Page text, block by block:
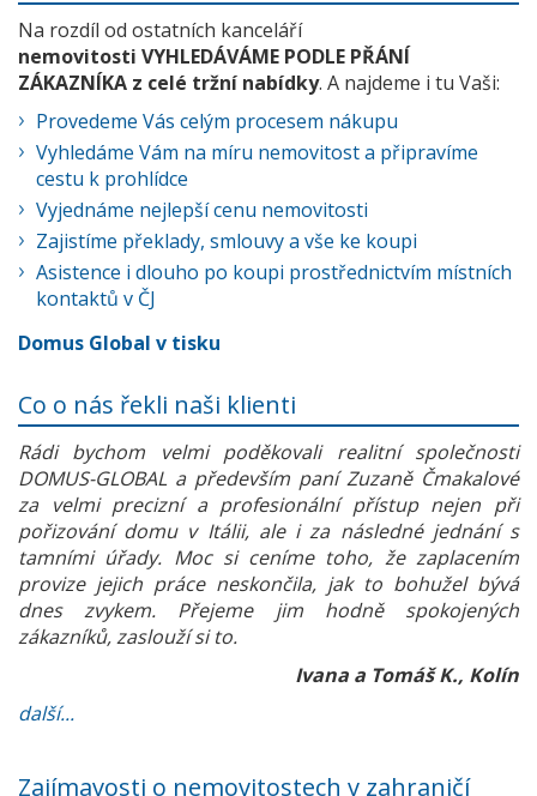
Na rozdíl od ostatních kanceláří
nemovitosti VYHLEDÁVÁME PODLE PŘÁNÍ
ZÁKAZNÍKA z celé tržní nabídky. A najdeme i tu Vaši:
Provedeme Vás celým procesem nákupu
Vyhledáme Vám na míru nemovitost a připravíme
cestu k prohlídce
Vyjednáme nejlepší cenu nemovitosti
Zajistíme překlady, smlouvy a vše ke koupi
Asistence i dlouho po koupi prostřednictvím místních
kontaktů v ČJ
Domus Global v tisku
Co o nás řekli naši klienti
Rádi bychom velmi poděkovali realitní společnosti
DOMUS-GLOBAL a především paní Zuzaně Čmakalové
za velmi precizní a profesionální přístup nejen při
pořizování domu v Itálii, ale i za následné jednání s
tamními úřady. Moc si ceníme toho, že zaplacením
provize jejich práce neskončila, jak to bohužel bývá
dnes zvykem. Přejeme jim hodně spokojených
zákazníků, zaslouží si to.
Ivana a Tomáš K., Kolín
další...
Zajímavosti o nemovitostech v zahraničí